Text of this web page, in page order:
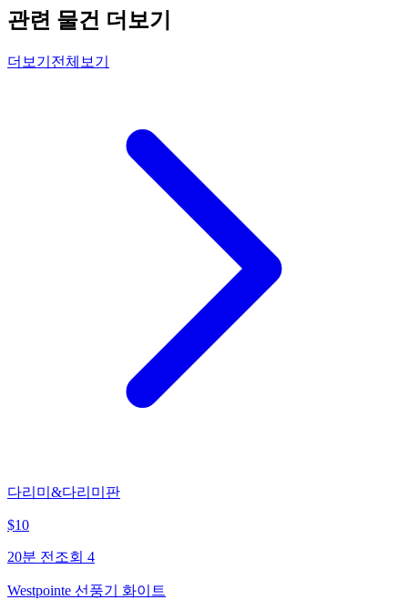
관련 물건 더보기
더보기 전체보기
다리미&다리미판
$10
20분 전 조회 4
Westpointe 선풍기 화이트